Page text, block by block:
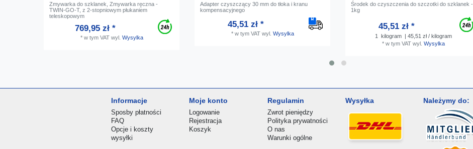
Zmywarka do szklanek, Zmywarka ręczna -
TWIN-GO-T, z 2-stopniowym płukaniem
teleskopowym
769,95 zł *
* w tym VATwyl. Wysylka
Adapter czyszczący 30 mm do tłoka i kranu
kompensacyjnego
45,51 zł *
* w tym VATwyl. Wysylka
Środek do czyszczenia do szczotki do szklanek -
1kg
45,51 zł *
1 kilogram
| 45,51 zł / kilogram
* w tym VATwyl. Wysylka
Informacje
Sposby płatności
FAQ
Opcje i koszty
wysyłki
Moje konto
Logowanie
Rejestracja
Koszyk
Regulamin
Zwrot pieniędzy
Polityka prywatności
O nas
Warunki ogólne
Wysyłka Należymy do: